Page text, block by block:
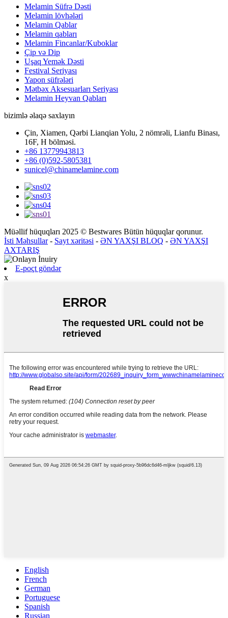
Melamin Süfrə Dəsti
Melamin lövhələri
Melamin Qablar
Melamin qabları
Melamin Fincanlar/Kuboklar
Çip və Dip
Uşaq Yemək Dəsti
Festival Seriyası
Yapon süfrələri
Mətbəx Aksesuarları Seriyası
Melamin Heyvan Qabları
bizimlə əlaqə saxlayın
Çin, Xiamen, Qərbi Lianqian Yolu, 2 nömrəli, Lianfu Binası,
16F, H bölməsi.
+86 13779943813
+86 (0)592-5805381
sunicel@chinamelamine.com
Müəllif hüquqları 2025 © Bestwares Bütün hüquqlar qorunur.
İsti Məhsullar- Sayt xəritəsi - ƏN YAXŞI BLOQ - ƏN YAXŞI
AXTARIŞ
E-poçt göndər
x
English
French
German
Portuguese
Spanish
Russian